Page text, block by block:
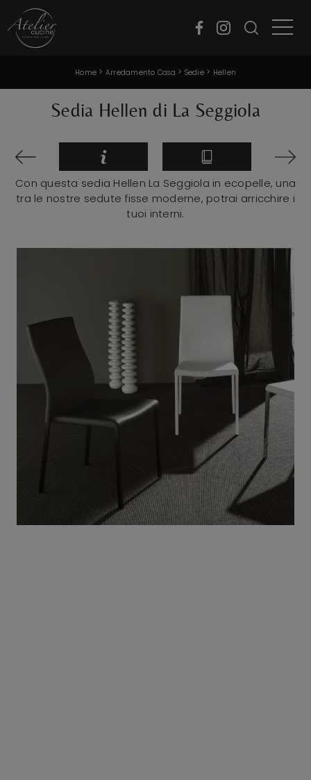
Home > Arredamento Casa > Sedie > Hellen
Sedia Hellen di La Seggiola
Con questa sedia Hellen La Seggiola in ecopelle, una
tra le nostre sedute fisse moderne, potrai arricchire i
tuoi interni.